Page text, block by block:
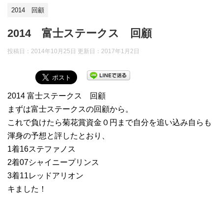
2014 回顧
2014 富士ステークス 回顧
投稿日：2014年10月25日 更新日： 2017年1月2日
2014 富士ステークス 回顧
まずは富士ステークスの回顧から。
これで負けたら菊花賞資金０円まで自分を追い込み自らも
渾身の予想と評したとおり、
1着16ステファノス
2着07シャイニープリンス
3着11レッドアリオン
キました！